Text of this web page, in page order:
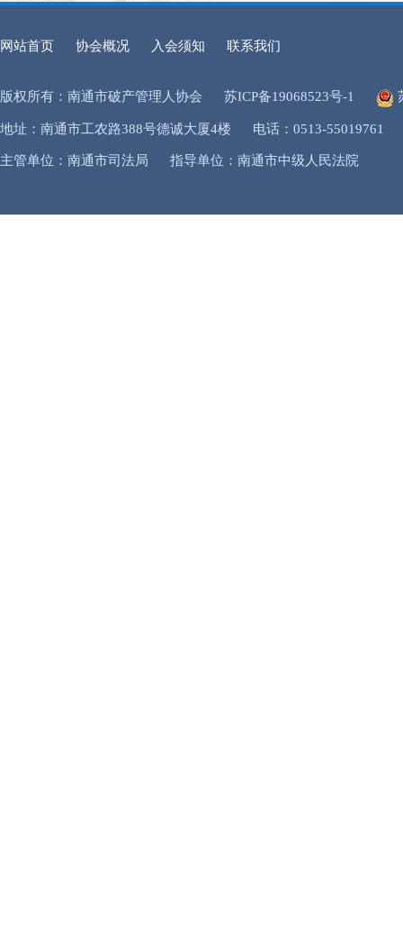
网站首页 协会概况 入会须知 联系我们
版权所有：南通市破产管理人协会 苏ICP备19068523号-1
地址：南通市工农路388号德诚大厦4楼 电话：0513-55019761
主管单位：南通市司法局 指导单位：南通市中级人民法院